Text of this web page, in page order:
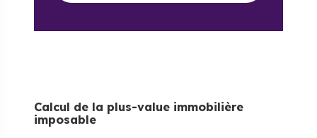
Calcul de la plus-value immobilière
imposable